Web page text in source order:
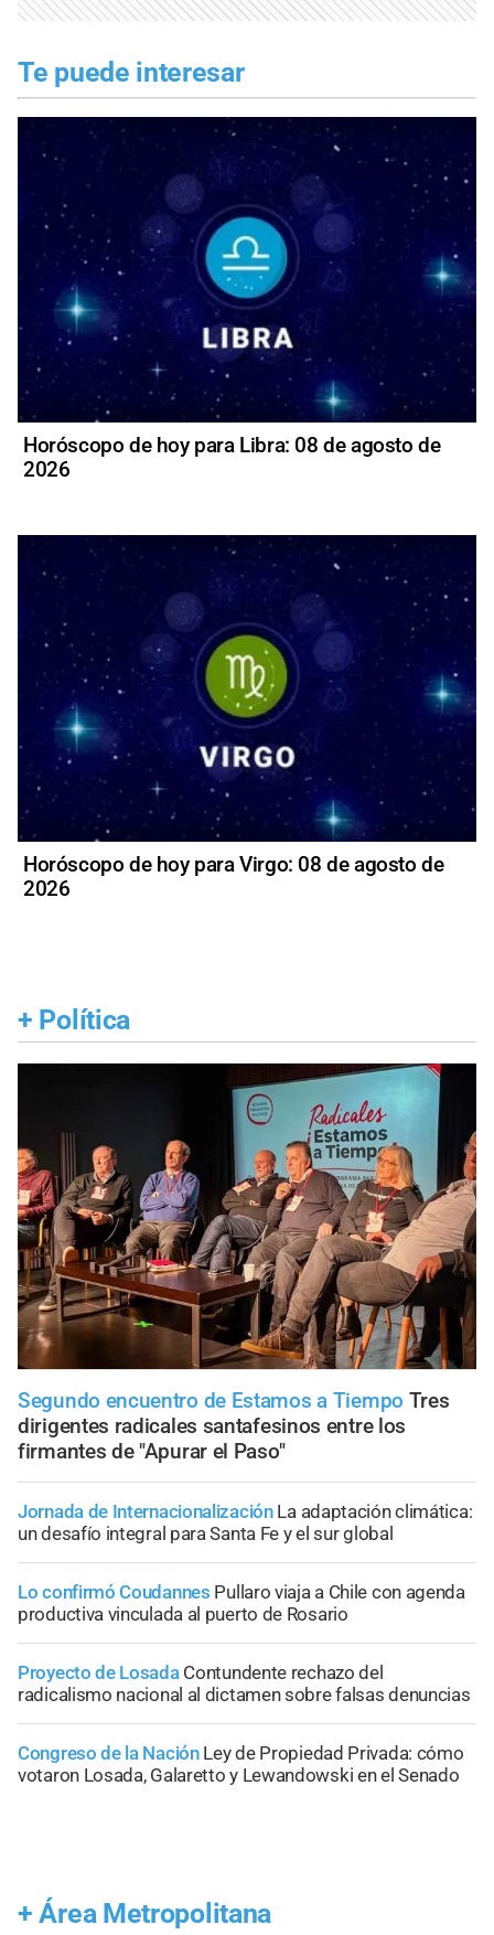
Te puede interesar
Horóscopo de hoy para Libra: 08 de agosto de
2026
Horóscopo de hoy para Virgo: 08 de agosto de
2026
+ Política
Segundo encuentro de Estamos a Tiempo Tres
dirigentes radicales santafesinos entre los
firmantes de "Apurar el Paso"
Jornada de Internacionalización La adaptación climática:
un desafío integral para Santa Fe y el sur global
Lo confirmó Coudannes Pullaro viaja a Chile con agenda
productiva vinculada al puerto de Rosario
Proyecto de Losada Contundente rechazo del
radicalismo nacional al dictamen sobre falsas denuncias
Congreso de la Nación Ley de Propiedad Privada: cómo
votaron Losada, Galaretto y Lewandowski en el Senado
+ Área Metropolitana